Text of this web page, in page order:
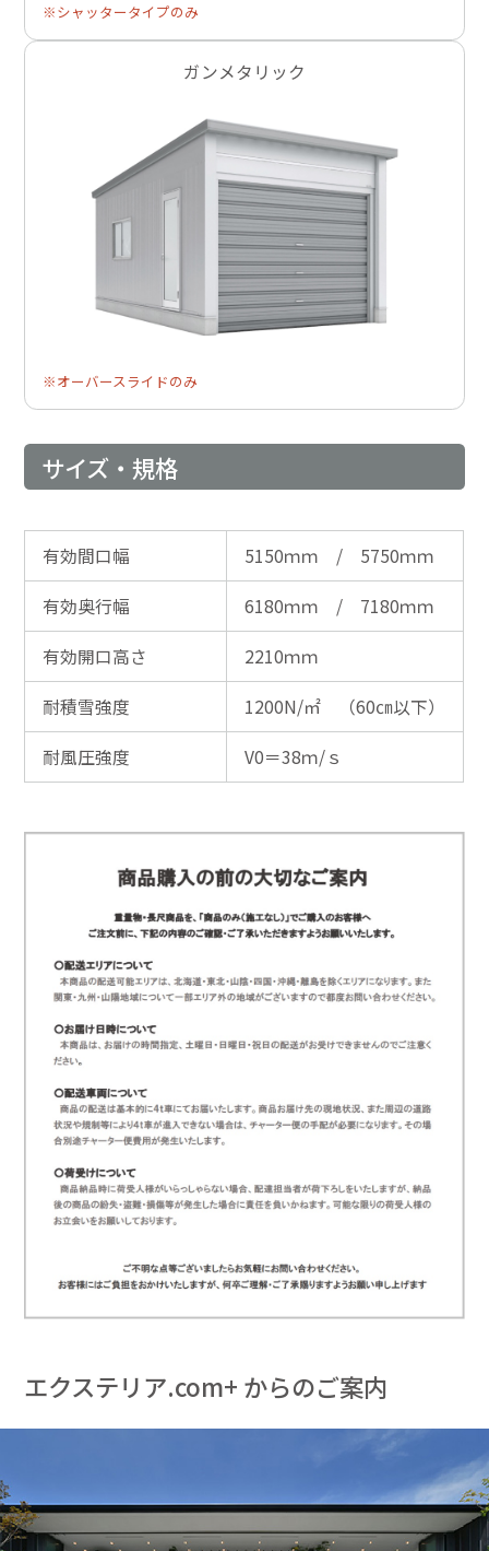
※シャッタータイプのみ
ガンメタリック
※オーバースライドのみ
サイズ・規格
有効間口幅
5150ｍｍ / 5750ｍｍ
有効奥行幅
6180ｍｍ / 7180ｍｍ
有効開口高さ
2210ｍｍ
耐積雪強度
1200N/㎡ （60㎝以下）
耐風圧強度
V0＝38ｍ/ｓ
エクステリア.com+ からのご案内